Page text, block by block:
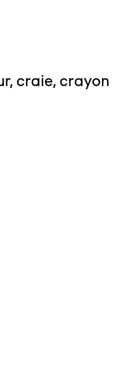
craie, crayon